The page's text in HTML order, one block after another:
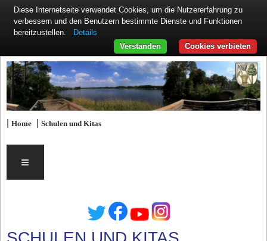
|Home |Schulen und Kitas
≡
Diese Internetseite verwendet Cookies, um die Nutzererfahrung zu
verbessern und den Benutzern bestimmte Dienste und Funktionen
bereitzustellen.
Details
Cookies verbieten
Verstanden